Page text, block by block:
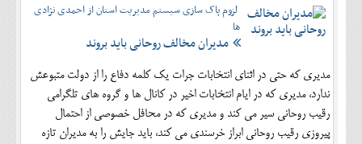
لزوم پاک سازی سیستم مدیریت استان از احمدی نژادی
ها
مدیران مخالف روحانی باید بروند
مدیری که حتی در اثنای انتخابات جرات یک کلمه دفاع را از دولت متبوعش
ندارد، مدیری که در ایام انتخابات اخیر در کانال ها و گروه های تلگرامی
رقیب روحانی سیر می کند و مدیری که در محافل خصوصی از احتمال
پیروزی رقیب روحانی ابراز خرسندی می کند، باید جایش را به مدیران تازه